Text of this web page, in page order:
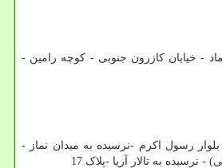
- خیابان کازرون جنوبی - کوچه رامین -
رسول اکرم -نرسیده به میدان نماز -
به تالار آریا -پلاک 17